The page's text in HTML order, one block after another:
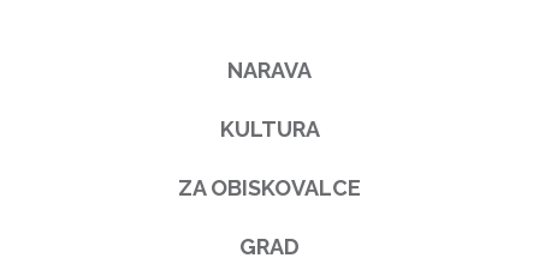
NARAVA
KULTURA
ZA OBISKOVALCE
GRAD